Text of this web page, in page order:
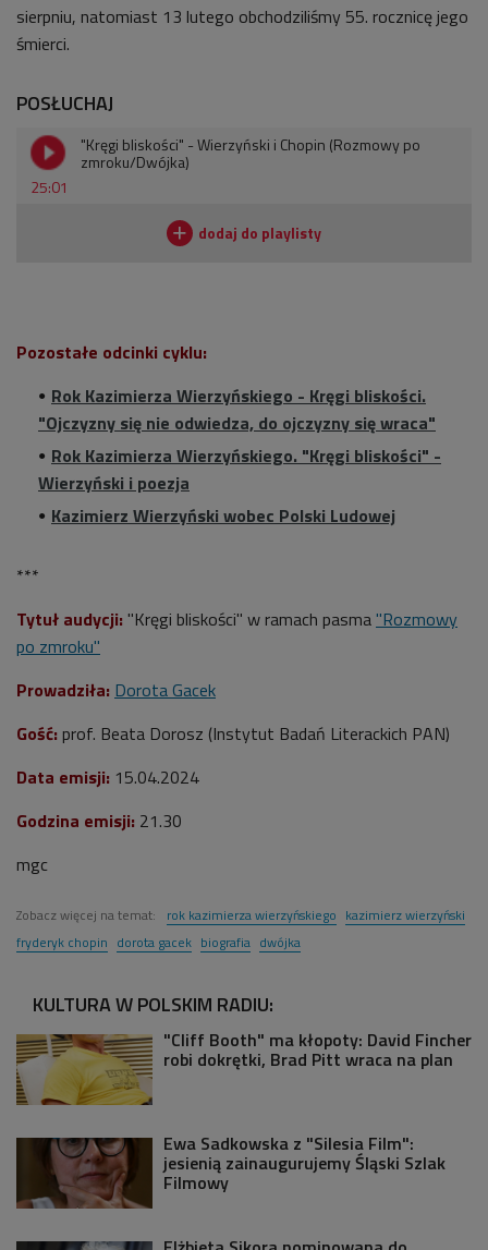
sierpniu, natomiast 13 lutego obchodziliśmy 55. rocznicę jego
śmierci.
POSŁUCHAJ
25:01
"Kręgi bliskości" - Wierzyński i Chopin (Rozmowy po
zmroku/Dwójka)
Pozostałe odcinki cyklu:
Rok Kazimierza Wierzyńskiego - Kręgi bliskości.
"Ojczyzny się nie odwiedza, do ojczyzny się wraca"
Rok Kazimierza Wierzyńskiego. "Kręgi bliskości" -
Wierzyński i poezja
Kazimierz Wierzyński wobec Polski Ludowej
***
Tytuł audycji: "Kręgi bliskości" w ramach pasma"Rozmowy
po zmroku"
Prowadziła: Dorota Gacek
Gość: prof. Beata Dorosz (Instytut Badań Literackich PAN)
Data emisji: 15.04.2024
Godzina emisji: 21.30
mgc
Zobacz więcej na temat: rok kazimierza wierzyńskiego kazimierz wierzyński
fryderyk chopin dorota gacek biografia dwójka
KULTURA W POLSKIM RADIU:
"Cliff Booth" ma kłopoty: David Fincher
robi dokrętki, Brad Pitt wraca na plan
Ewa Sadkowska z "Silesia Film":
jesienią zainaugurujemy Śląski Szlak
Filmowy